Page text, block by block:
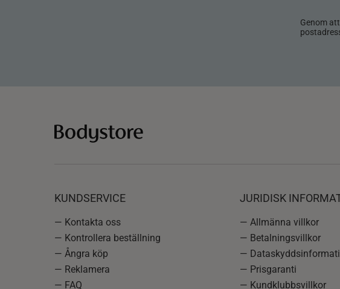
Genom
KUNDSERVICE
— Kontakta oss
— Kontrollera beställning
— Ångra köp
— Reklamera
— FAQ
JURIDISK
— Allmänna villkor
— Betalningsvillkor
—
— Prisgaranti
— Kundklubbsvillkor